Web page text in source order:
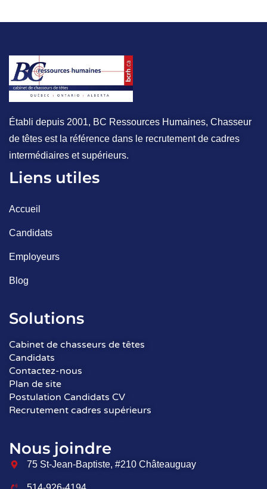
Établi depuis 2001, BC Ressources Humaines, Chasseur
de têtes est la référence dans le recrutement de cadres
intermédiaires et supérieurs.
Liens utiles
Accueil
Candidats
Employeurs
Blog
Solutions
Cabinet de chasseurs de têtes
Candidats
Contactez-nous
Plan de site
Postulation Candidats CV
Recrutement cadres supérieurs
Nous joindre
75 St-Jean-Baptiste, #210 Châteauguay